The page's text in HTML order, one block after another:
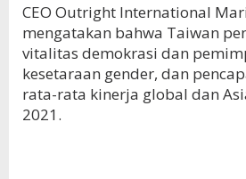
CEO Outright International
mengatakan bahwa Taiwan
vitalitas demokrasi dan
kesetaraan gender, dan
rata-rata kinerja global dan
2021.